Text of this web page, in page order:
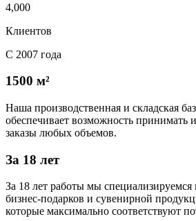
4,000
Клиентов
С 2007 года
1500 м²
Наша производственная и складская
обеспечивает возможность принимать
заказы любых объемов.
За 18 лет
За 18 лет работы мы специализируемся
бизнес-подарков и сувенирной
которые максимально соответствуют